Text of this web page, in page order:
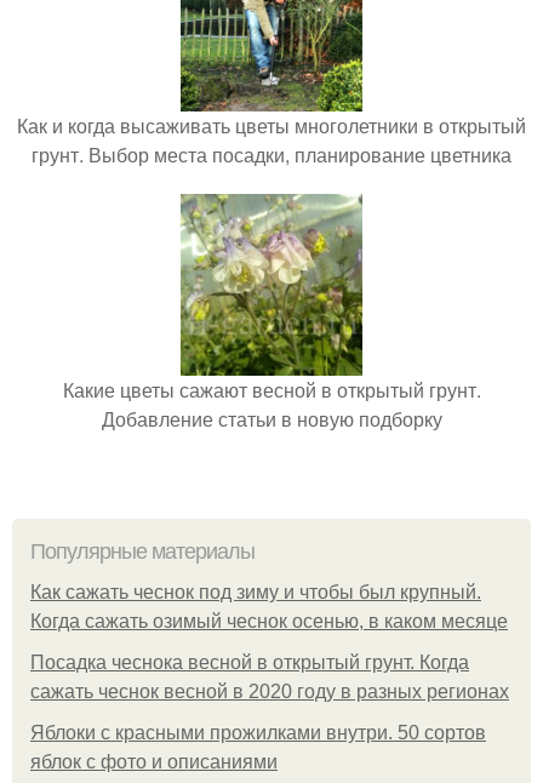
Как и когда высаживать цветы многолетники в открытый
грунт. Выбор места посадки, планирование цветника
Какие цветы сажают весной в открытый грунт.
Добавление статьи в новую подборку
Популярные материалы
Как сажать чеснок под зиму и чтобы был крупный.
Когда сажать озимый чеснок осенью, в каком месяце
Посадка чеснока весной в открытый грунт. Когда
сажать чеснок весной в 2020 году в разных регионах
Яблоки с красными прожилками внутри. 50 сортов
яблок с фото и описаниями